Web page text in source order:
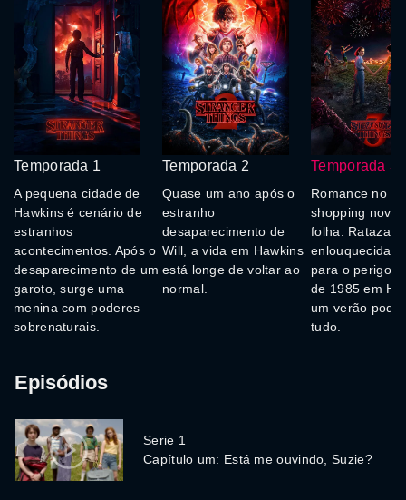
Temporada 1
A pequena cidade de
Hawkins é cenário de
estranhos
acontecimentos. Após o
desaparecimento de um
garoto, surge uma
menina com poderes
sobrenaturais.
Temporada 2
Quase um ano após o
estranho
desaparecimento de
Will, a vida em Hawkins
está longe de voltar ao
normal.
Temporada 3
Romance no
shopping
folha.
enlouquecidas
para o perigo.
de 1985 em
um verão pode
tudo.
Episódios
Serie 1
Capítulo um: Está me ouvindo, Suzie?